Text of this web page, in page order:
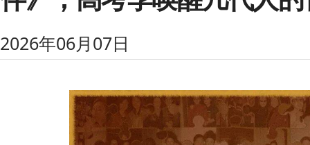
2026年06月07日